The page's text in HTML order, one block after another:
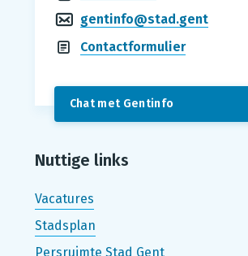
gentinfo@stad.gent
Contactformulier
Chat met Gentinfo
Nuttige links
Vacatures
Stadsplan
Persruimte Stad Gent